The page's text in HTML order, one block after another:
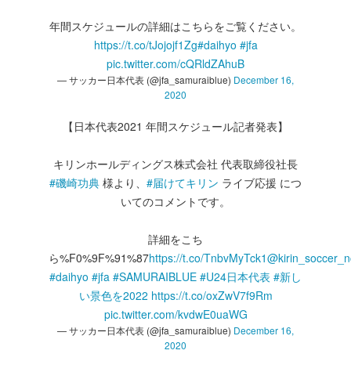
年間スケジュールの詳細はこちらをご覧ください。
https://t.co/tJojojf1Zg#daihyo #jfa
pic.twitter.com/cQRldZAhuB
— サッカー日本代表 (@jfa_samuraiblue) December 16,
2020
【日本代表2021 年間スケジュール記者発表】
キリンホールディングス株式会社 代表取締役社長
#磯崎功典 様より、 #届けてキリン ライブ応援 につ
いてのコメントです。
詳細をこち
ら%F0%9F%91%87https://t.co/TnbvMyTck1
#daihyo #jfa #SAMURAIBLUE #U24日本代表 #新し
い景色を2022 https://t.co/oxZwV7f9Rm
pic.twitter.com/kvdwE0uaWG
— サッカー日本代表 (@jfa_samuraiblue) December 16,
2020